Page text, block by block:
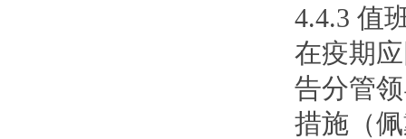
4.4.3 值
在疫期
告分管
措施（